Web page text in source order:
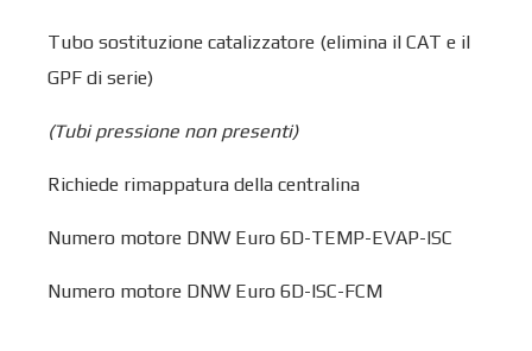
Tubo sostituzione catalizzatore (elimina il CAT e il
GPF di serie)
(Tubi pressione non presenti)
Richiede rimappatura della centralina
Numero motore DNW Euro 6D-TEMP-EVAP-ISC
Numero motore DNW Euro 6D-ISC-FCM